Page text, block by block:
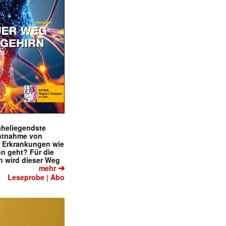
von
wie
geht? Für die
wird dieser Weg
mehr➔
Leseprobe |Abo